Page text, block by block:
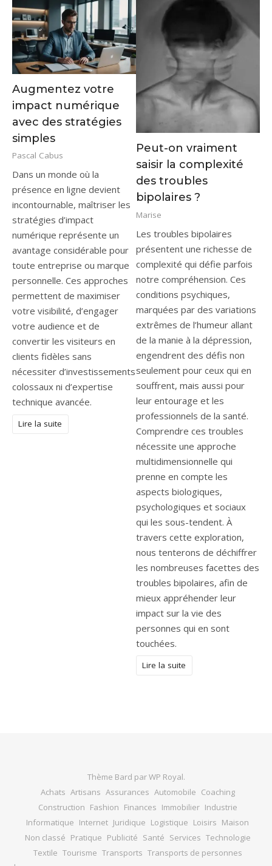
Augmentez votre
impact numérique
avec des stratégies
simples
Pascal Cabus
Dans un monde où la
présence en ligne devient
incontournable, maîtriser les
stratégies d’impact
numérique représente un
avantage considérable pour
toute entreprise ou marque
personnelle. Ces approches
permettent de maximiser
votre visibilité, d’engager
votre audience et de
convertir les visiteurs en
clients fidèles sans
nécessiter d’investissements
colossaux ni d’expertise
technique avancée.
Lire la suite
Peut-on vraiment
saisir la complexité
des troubles
bipolaires ?
Marise
Les troubles bipolaires
présentent une richesse de
complexité qui défie parfois
notre compréhension. Ces
conditions psychiques,
marquées par des variations
extrêmes de l’humeur allant
de la manie à la dépression,
engendrent des défis non
seulement pour ceux qui en
souffrent, mais aussi pour
leur entourage et les
professionnels de la santé.
Comprendre ces troubles
nécessite une approche
multidimensionnelle qui
prenne en compte les
aspects biologiques,
psychologiques et sociaux
qui les sous-tendent. À
travers cette exploration,
nous tenterons de déchiffrer
les nombreuses facettes des
troubles bipolaires, afin de
mieux appréhender leur
impact sur la vie des
personnes qui en sont
touchées.
Lire la suite
Thème Bard parWP Royal.
Achats Artisans Assurances Automobile Coaching
Construction Fashion Finances Immobilier Industrie
Informatique Internet Juridique Logistique Loisirs Maison
Non classé Pratique Publicité Santé Services Technologie
Textile Tourisme Transports Transports de personnes